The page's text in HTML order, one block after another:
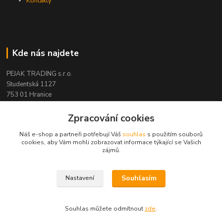
Kde nás najdete
PEJAK TRADING s.r.o.
Studentská 1127
753 01 Hranice
Zpracování cookies
Náš e-shop a partneři potřebují Váš souhlas s použitím souborů
cookies, aby Vám mohli zobrazovat informace týkající se Vašich
zájmů.
Nastavení Souhlasím
Souhlas můžete odmítnout zde.